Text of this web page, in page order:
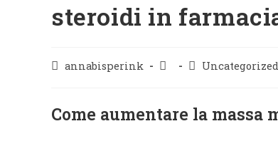
steroidi in
annabisperink Uncategorized
Come aumentare la massa